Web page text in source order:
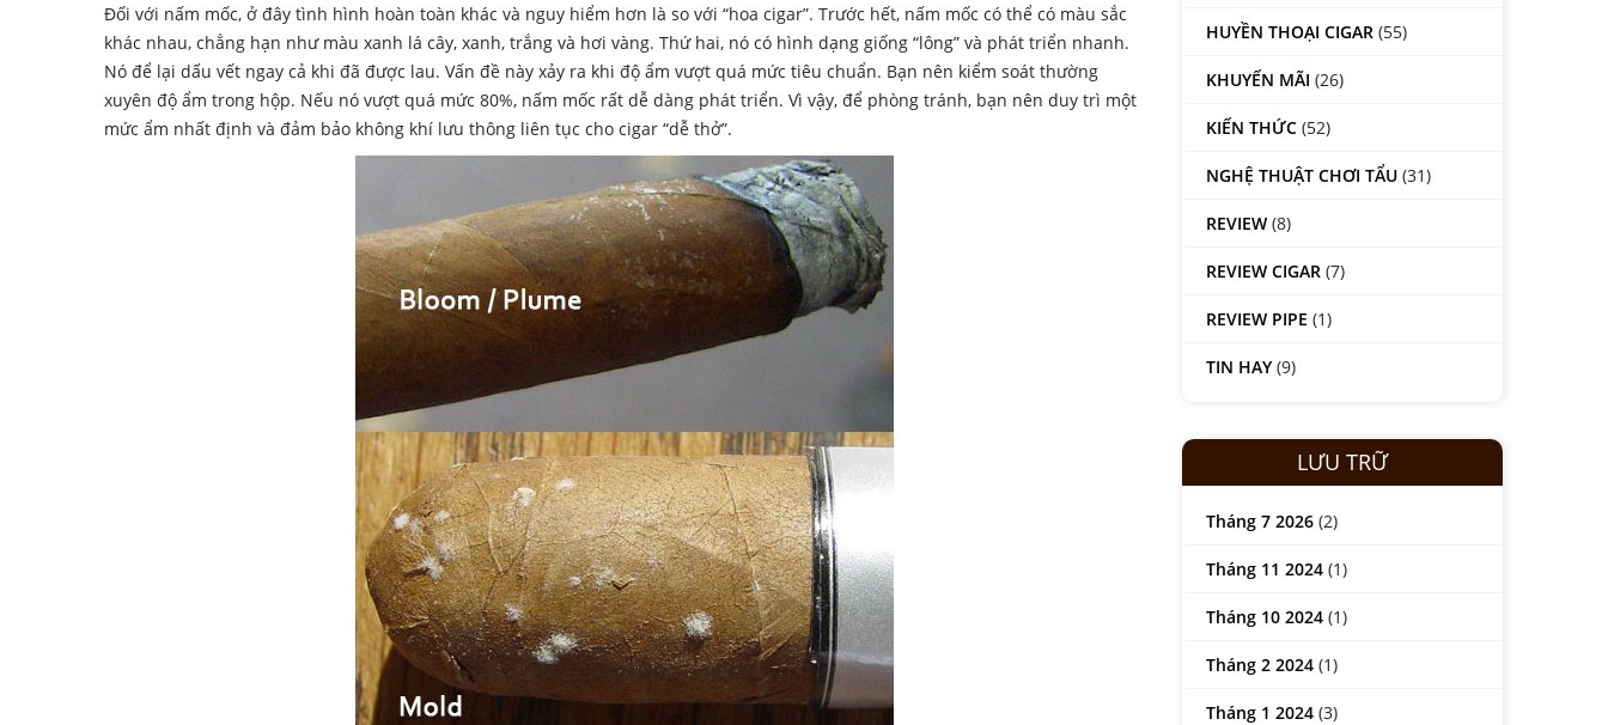
Đối với nấm mốc, ở đây tình hình hoàn toàn khác và nguy hiểm hơn là so với “hoa cigar”. Trước hết, nấm mốc có thể có màu sắc
khác nhau, chẳng hạn như màu xanh lá cây, xanh, trắng và hơi vàng. Thứ hai, nó có hình dạng giống “lông” và phát triển nhanh.
Nó để lại dấu vết ngay cả khi đã được lau. Vấn đề này xảy ra khi độ ẩm vượt quá mức tiêu chuẩn. Bạn nên kiểm soát thường
xuyên độ ẩm trong hộp. Nếu nó vượt quá mức 80%, nấm mốc rất dễ dàng phát triển. Vì vậy, để phòng tránh, bạn nên duy trì một
mức ẩm nhất định và đảm bảo không khí lưu thông liên tục cho cigar “dễ thở”.
HUYỀN THOẠI CIGAR (55)
KHUYẾN MÃI (26)
KIẾN THỨC (52)
NGHỆ THUẬT CHƠI TẨU (31)
REVIEW (8)
REVIEW CIGAR (7)
REVIEW PIPE (1)
TIN HAY (9)
LƯU TRỮ
Tháng 7 2026 (2)
Tháng 11 2024 (1)
Tháng 10 2024 (1)
Tháng 2 2024 (1)
Tháng 1 2024 (3)